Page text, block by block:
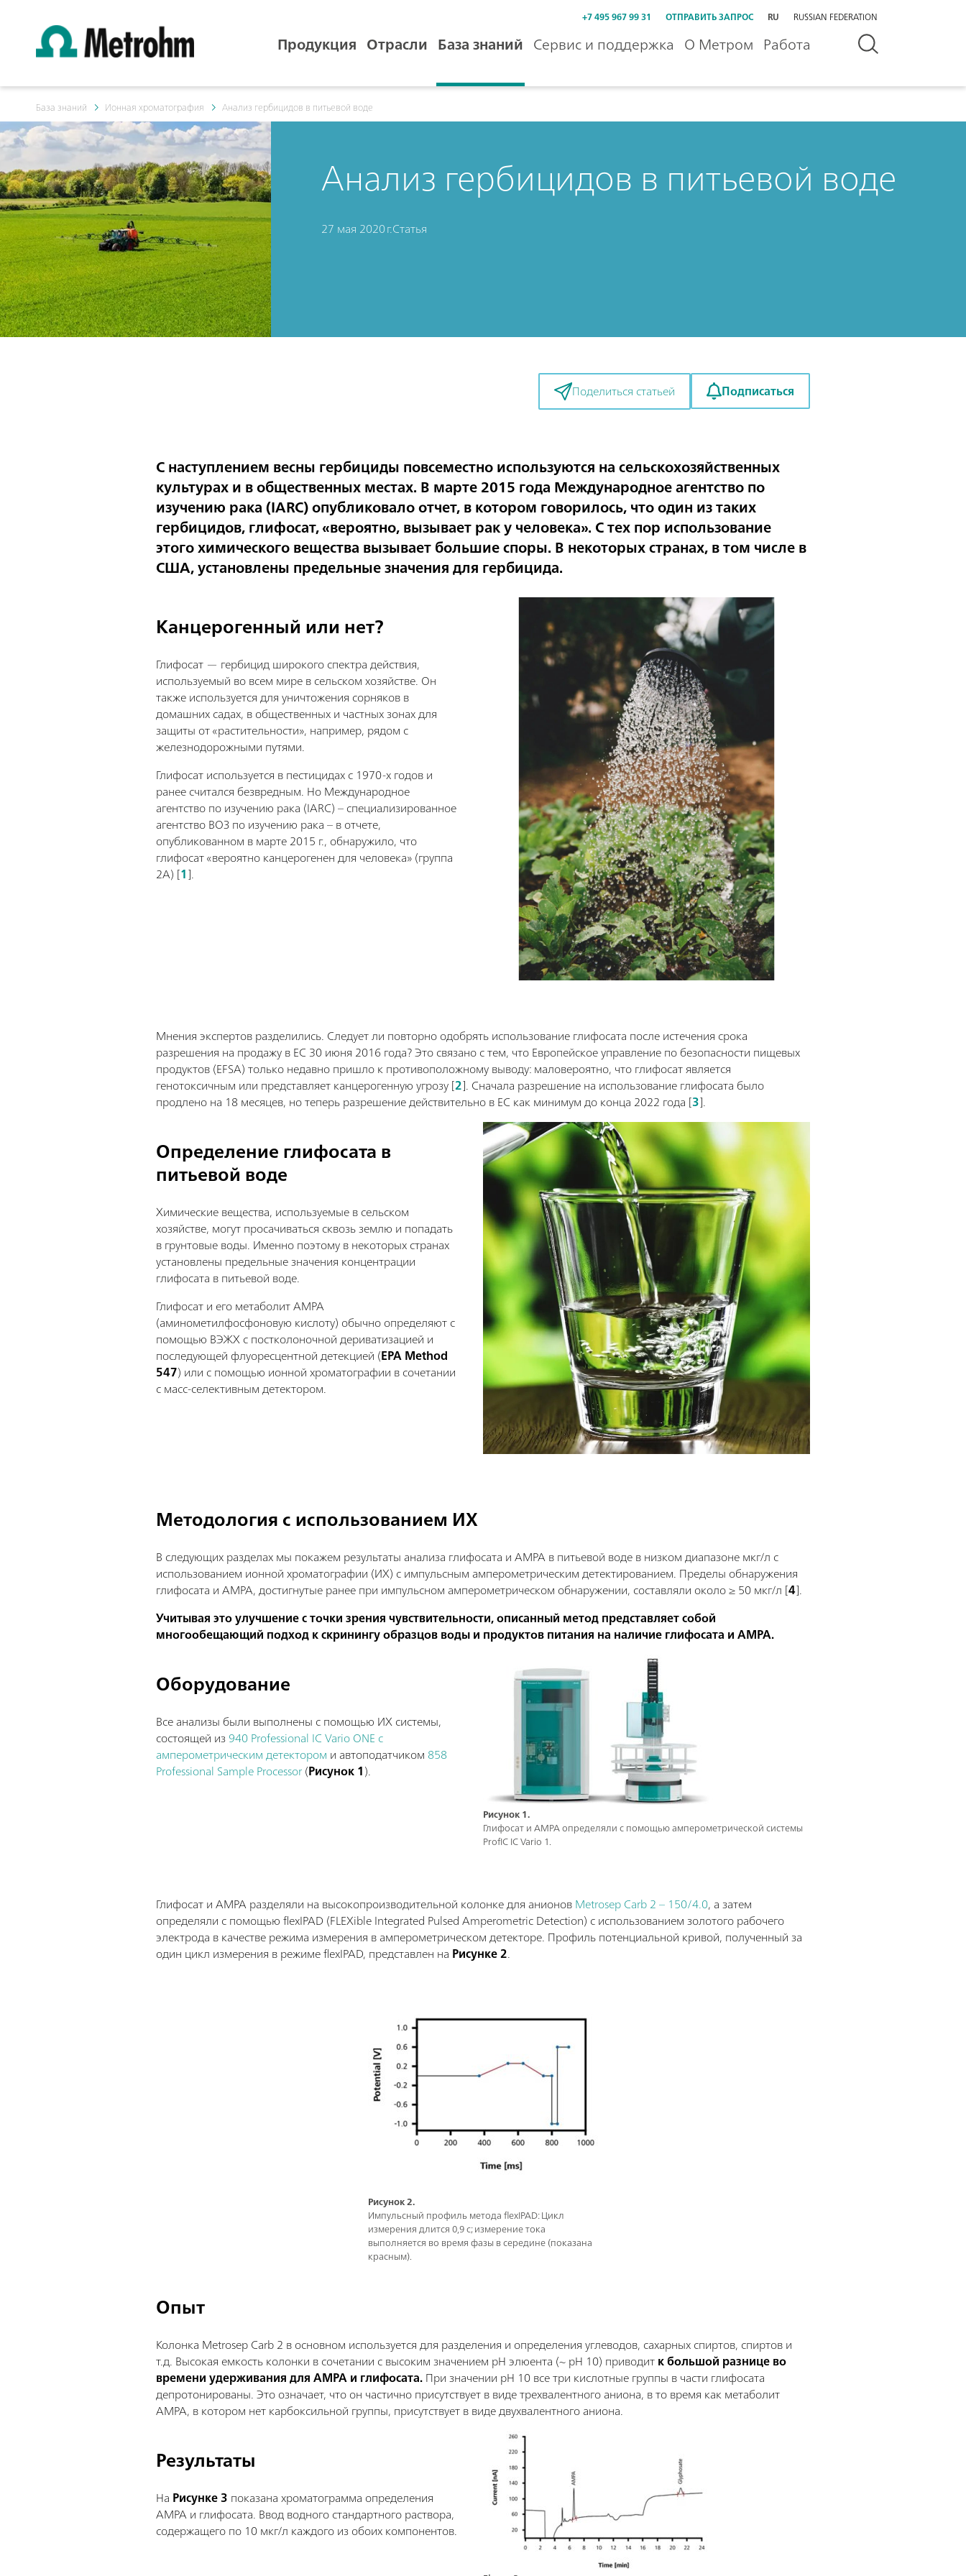
+7 495 967 99 31 ОТПРАВИТЬ ЗАПРОС RU RUSSIAN FEDERATION
Продукция Отрасли База знаний Сервис и поддержка О Метром Работа
База знаний Ионная хроматография Анализ гербицидов в питьевой воде
Анализ гербицидов в питьевой воде
27 мая 2020 г.Статья
Поделиться статьей Подписаться
С наступлением весны гербициды повсеместно используются на сельскохозяйственных
культурах и в общественных местах. В марте 2015 года Международное агентство по
изучению рака (IARC) опубликовало отчет, в котором говорилось, что один из таких
гербицидов, глифосат, «вероятно, вызывает рак у человека». С тех пор использование
этого химического вещества вызывает большие споры. В некоторых странах, в том числе в
США, установлены предельные значения для гербицида.
Канцерогенный или нет?
Глифосат — гербицид широкого спектра действия,
используемый во всем мире в сельском хозяйстве. Он
также используется для уничтожения сорняков в
домашних садах, в общественных и частных зонах для
защиты от «растительности», например, рядом с
железнодорожными путями.
Глифосат используется в пестицидах с 1970-х годов и
ранее считался безвредным. Но Международное
агентство по изучению рака (IARC) – специализированное
агентство ВОЗ по изучению рака – в отчете,
опубликованном в марте 2015 г., обнаружило, что
глифосат «вероятно канцерогенен для человека» (группа
2А) [1].
Мнения экспертов разделились. Следует ли повторно одобрять использование глифосата после истечения срока
разрешения на продажу в ЕС 30 июня 2016 года? Это связано с тем, что Европейское управление по безопасности пищевых
продуктов (EFSA) только недавно пришло к противоположному выводу: маловероятно, что глифосат является
генотоксичным или представляет канцерогенную угрозу [2]. Сначала разрешение на использование глифосата было
продлено на 18 месяцев, но теперь разрешение действительно в ЕС как минимум до конца 2022 года [3].
Определение глифосата в
питьевой воде
Химические вещества, используемые в сельском
хозяйстве, могут просачиваться сквозь землю и попадать
в грунтовые воды. Именно поэтому в некоторых странах
установлены предельные значения концентрации
глифосата в питьевой воде.
Глифосат и его метаболит AMPA
(аминометилфосфоновую кислоту) обычно определяют с
помощью ВЭЖХ с постколоночной дериватизацией и
последующей флуоресцентной детекцией (EPA Method
547) или с помощью ионной хроматографии в сочетании
с масс-селективным детектором.
Методология с использованием ИХ
В следующих разделах мы покажем результаты анализа глифосата и AMPA в питьевой воде в низком диапазоне мкг/л с
использованием ионной хроматографии (ИХ) с импульсным амперометрическим детектированием. Пределы обнаружения
глифосата и AMPA, достигнутые ранее при импульсном амперометрическом обнаружении, составляли около ≥ 50 мкг/л [4].
Учитывая это улучшение с точки зрения чувствительности, описанный метод представляет собой
многообещающий подход к скринингу образцов воды и продуктов питания на наличие глифосата и AMPA.
Рисунок 1.
Глифосат и AMPA определяли с помощью амперометрической системы
ProfIC IC Vario 1.
Оборудование
Все анализы были выполнены с помощью ИХ системы,
состоящей из940 Professional IC Vario ONE с
амперометрическим детектором и автоподатчиком 858
Professional Sample Processor(Рисунок 1).
Глифосат и AMPA разделяли на высокопроизводительной колонке для анионовMetrosep Carb 2 – 150/4.0, а затем
определяли с помощью flexIPAD (FLEXible Integrated Pulsed Amperometric Detection) с использованием золотого рабочего
электрода в качестве режима измерения в амперометрическом детекторе. Профиль потенциальной кривой, полученный за
один цикл измерения в режиме flexIPAD, представлен на Рисунке 2.
Рисунок 2.
Импульсный профиль метода flexIPAD: Цикл
измерения длится 0,9 с; измерение тока
выполняется во время фазы в середине (показана
красным).
Опыт
Колонка Metrosep Carb 2 в основном используется для разделения и определения углеводов, сахарных спиртов, спиртов и
т.д. Высокая емкость колонки в сочетании с высоким значением pH элюента (~ pH 10) приводитк большой разнице во
времени удерживания для АМРА и глифосата.При значении рН 10 все три кислотные группы в части глифосата
депротонированы. Это означает, что он частично присутствует в виде трехвалентного аниона, в то время как метаболит
AMPA, в котором нет карбоксильной группы, присутствует в виде двухвалентного аниона.
Результаты
На Рисунке 3 показана хроматограмма определения
AMPA и глифосата. Ввод водного стандартного раствора,
содержащего по 10 мкг/л каждого из обоих компонентов.